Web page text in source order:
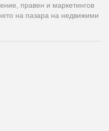
правен и маркетингов
на пазара на недвижими